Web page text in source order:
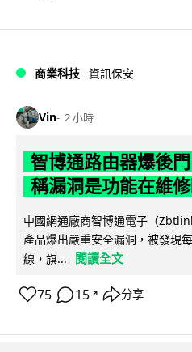
商業科技 資訊保安
Vin 2 小時
智博通路由器爆後
稱漏洞是功能在維
中國網通廠商智博通電子（
產品爆出嚴重安全漏洞，被發現
線，旗...
閱讀全文
75 15 ↗ 分享